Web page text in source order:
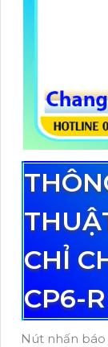
CHỈ
CP6-R
Nút nhấn